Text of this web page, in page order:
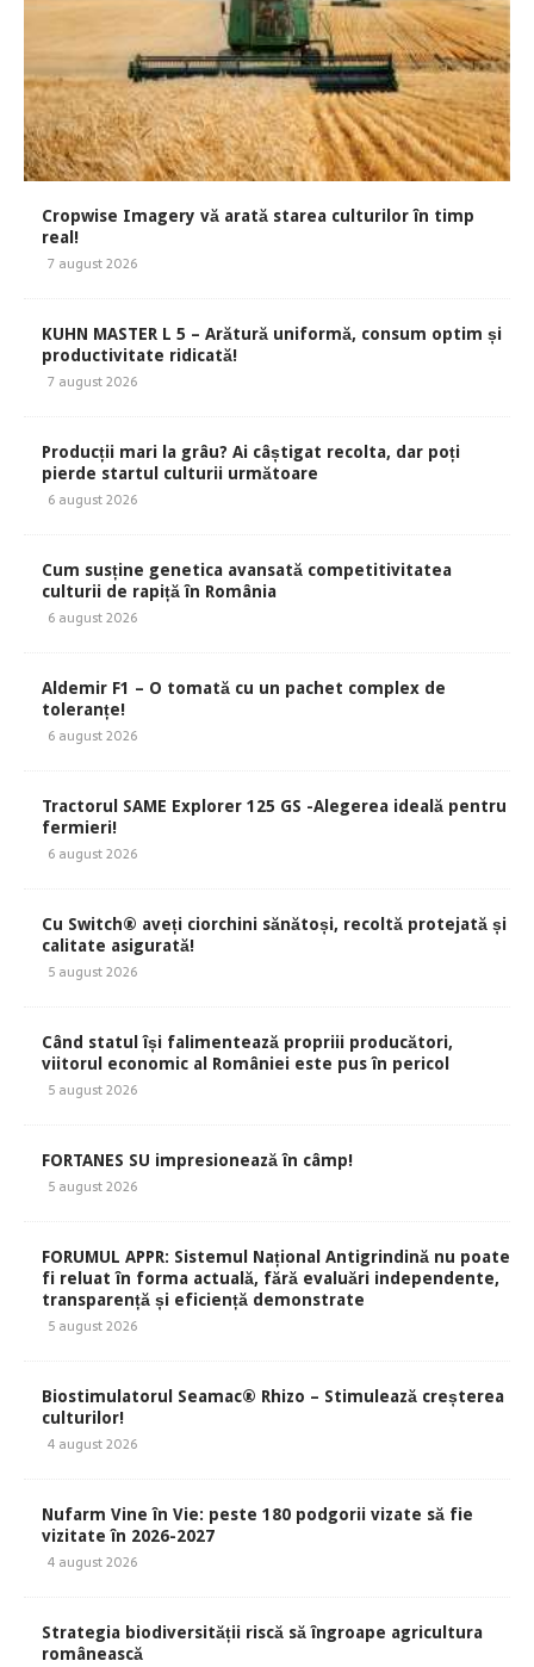
Cropwise Imagery vă arată starea culturilor în timp
real!
7 august 2026
KUHN MASTER L 5 – Arătură uniformă, consum optim și
productivitate ridicată!
7 august 2026
Producții mari la grâu? Ai câștigat recolta, dar poți
pierde startul culturii următoare
6 august 2026
Cum susține genetica avansată competitivitatea
culturii de rapiță în România
6 august 2026
Aldemir F1 – O tomată cu un pachet complex de
toleranțe!
6 august 2026
Tractorul SAME Explorer 125 GS -Alegerea ideală pentru
fermieri!
6 august 2026
Cu Switch® aveți ciorchini sănătoși, recoltă protejată și
calitate asigurată!
5 august 2026
Când statul își falimentează propriii producători,
viitorul economic al României este pus în pericol
5 august 2026
FORTANES SU impresionează în câmp!
5 august 2026
FORUMUL APPR: Sistemul Național Antigrindină nu poate
fi reluat în forma actuală, fără evaluări independente,
transparență și eficiență demonstrate
5 august 2026
Biostimulatorul Seamac® Rhizo – Stimulează creșterea
culturilor!
4 august 2026
Nufarm Vine în Vie: peste 180 podgorii vizate să fie
vizitate în 2026-2027
4 august 2026
Strategia biodiversității riscă să îngroape agricultura
românească